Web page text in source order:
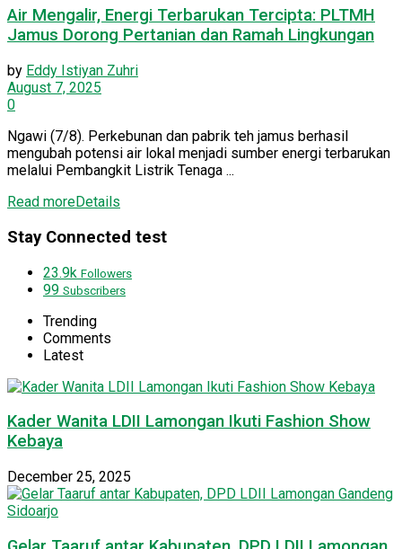
Air Mengalir, Energi Terbarukan Tercipta: PLTMH
Jamus Dorong Pertanian dan Ramah Lingkungan
by Eddy Istiyan Zuhri
August 7, 2025
0
Ngawi (7/8). Perkebunan dan pabrik teh jamus berhasil
mengubah potensi air lokal menjadi sumber energi terbarukan
melalui Pembangkit Listrik Tenaga ...
Read moreDetails
Stay Connected test
23.9k Followers
99 Subscribers
Trending
Comments
Latest
Kader Wanita LDII Lamongan Ikuti Fashion Show
Kebaya
December 25, 2025